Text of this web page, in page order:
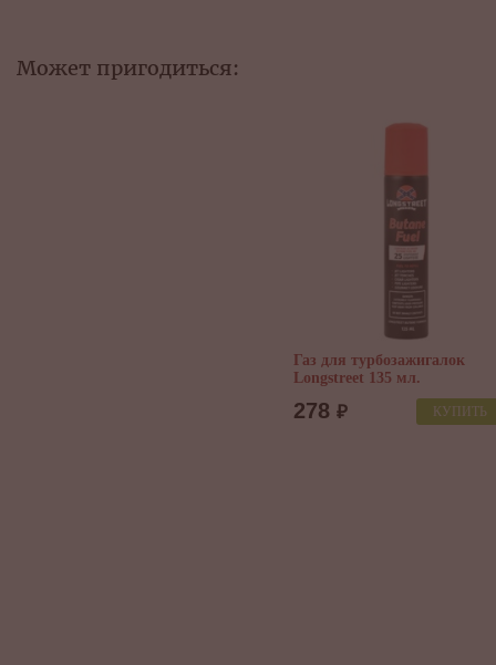
Может пригодиться:
Газ для турбозажигалок
Longstreet 135 мл.
278 ₽ КУПИТЬ